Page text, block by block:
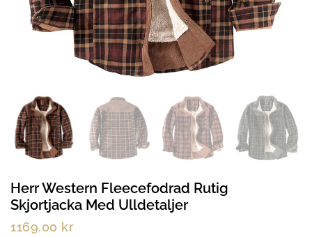
Herr Western Fleecefodrad Rutig
Skjortjacka Med Ulldetaljer
1169.00 kr